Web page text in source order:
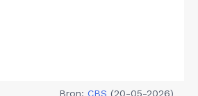
Bron: CBS (20-05-2026)